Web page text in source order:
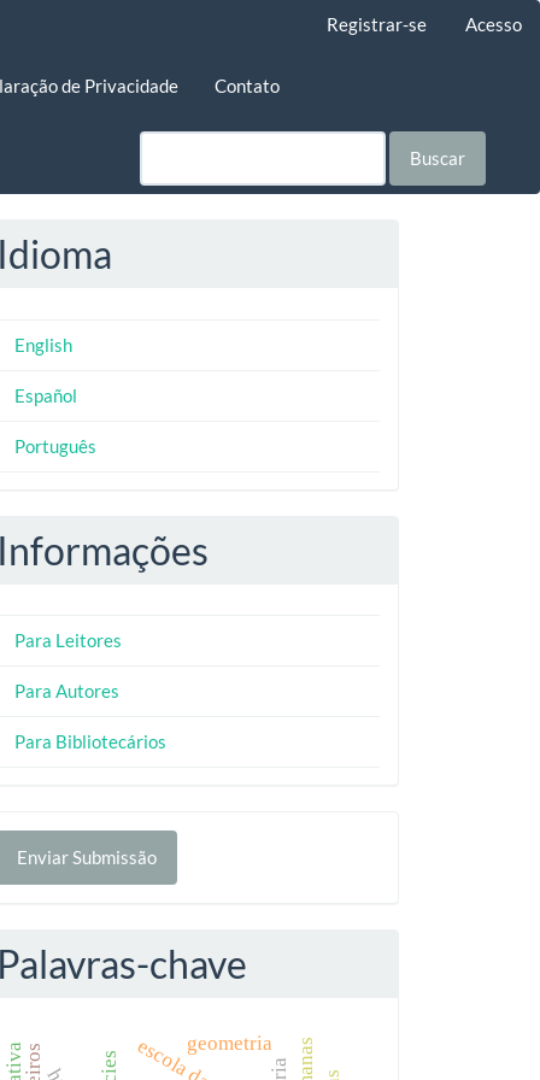
Registrar-se Acesso
de Privacidade Contato
Buscar
Idioma
English
Español
Português
Informações
Para Leitores
Para Autores
Para Bibliotecários
Enviar Submissão
Palavras-chave
geometria